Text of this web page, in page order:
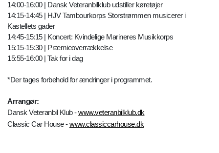
14:00-16:00 | Dansk Veteranbilklub udstiller køretøjer
14:15-14:45 | HJV Tambourkorps Storstrømmen musicerer i
Kastellets gader
14:45-15:15 | Koncert: Kvindelige Marineres Musikkorps
15:15-15:30 | Præmieoverrækkelse
15:55-16:00 | Tak for i dag
*Der tages forbehold for ændringer i programmet.
Arrangør:
Dansk Veteranbil Klub -www.veteranbilklub.dk
Classic Car House -www.classiccarhouse.dk